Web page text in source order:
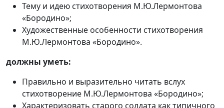
Тему и идею стихотворения М.Ю.Лермонтова
«Бородино»;
Художественные особенности стихотворения
М.Ю.Лермонтова «Бородино».
должны уметь:
Правильно и выразительно читать вслух
стихотворение М.Ю.Лермонтова «Бородино»;
Характеризовать старого солдата как типичного